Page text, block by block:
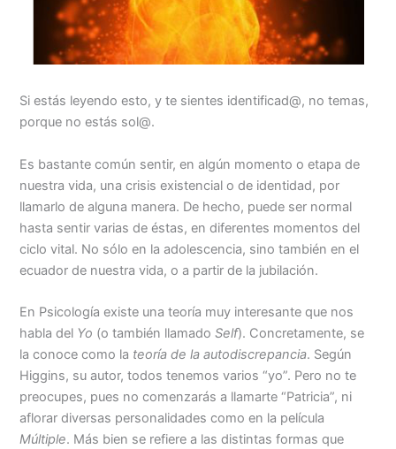
Si estás leyendo esto, y te sientes identificad@, no temas,
porque no estás sol@.
Es bastante común sentir, en algún momento o etapa de
nuestra vida, una crisis existencial o de identidad, por
llamarlo de alguna manera. De hecho, puede ser normal
hasta sentir varias de éstas, en diferentes momentos del
ciclo vital. No sólo en la adolescencia, sino también en el
ecuador de nuestra vida, o a partir de la jubilación.
En Psicología existe una teoría muy interesante que nos
habla del Yo (o también llamadoSelf). Concretamente, se
la conoce como la teoría de la autodiscrepancia. Según
Higgins, su autor, todos tenemos varios “yo”. Pero no te
preocupes, pues no comenzarás a llamarte “Patricia”, ni
aflorar diversas personalidades como en la película
Múltiple. Más bien se refiere a las distintas formas que